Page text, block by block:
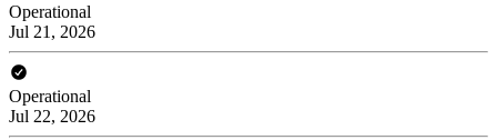
Operational
Jul 21, 2026
Operational
Jul 22, 2026